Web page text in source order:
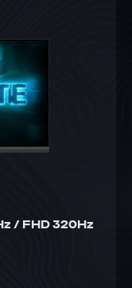
/ FHD 320Hz